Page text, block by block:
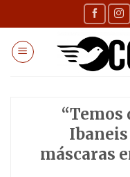
to
content
“Temos
máscaras